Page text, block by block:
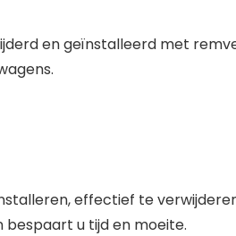
en geïnstalleerd met
effectief te
u tijd en moeite.